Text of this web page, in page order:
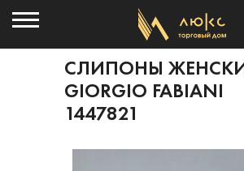
СЛИПОНЫ
GIORGIO FABIANI
1447821